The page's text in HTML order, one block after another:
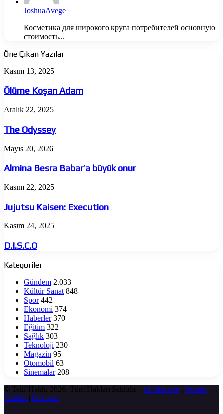
JoshuaAvege
Косметика для широкого круга потребителей основную
стоимость...
Öne Çıkan Yazılar
Ölüme
Adam
Kasım 13, 2025
Ölüme Koşan Adam
The
Aralık 22, 2025
The Odyssey
Almina
Babar’a
büyük
onur
Mayıs 20, 2026
Almina Besra Babar’a büyük onur
Jujutsu
Execution
Kasım 22, 2025
Jujutsu Kaisen: Execution
D.I.S.C.O
Kasım 24, 2025
D.I.S.C.O
Kategoriler
Gündem 2.033
Kültür Sanat 848
Spor 442
Ekonomi 374
Haberler 370
Eğitim 322
Sağlık 303
Teknoloji 230
Magazin 95
Otomobil 63
Sinemalar 208
© Telif Hakkı 2026, Tüm Hakları Saklıdır | hd film izle , Yemek
Tarifleri| Fmovies